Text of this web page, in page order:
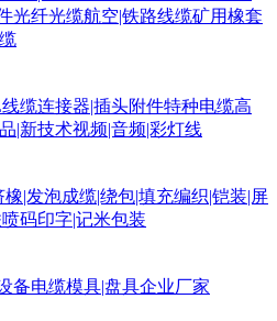
光纤光缆航空|铁路线缆矿用橡套
缆连接器|插头附件特种电缆高
|新技术视频|音频|彩灯线
橡|发泡成缆|绕包|填充编织|铠装|屏
喷码印字|记米包装
备电缆模具|盘具企业厂家